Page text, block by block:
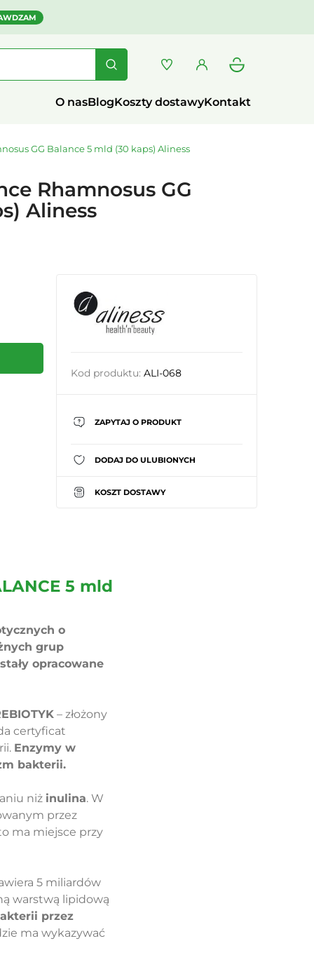
O nasBlogKoszty dostawyKontakt
GG Balance 5 mld (30 kaps) Aliness
Rhamnosus GG
Aliness
Kod produktu: ALI-068
ZAPYTAJ O PRODUKT
DODAJ DO ULUBIONYCH
KOSZT DOSTAWY
5 mld
o
grup
opracowane
– złożony
certyficat
Enzymy w
bakterii.
niż inulina. W
przez
ma miejsce przy
5 miliardów
warstwą lipidową
przez
ma wykazywać